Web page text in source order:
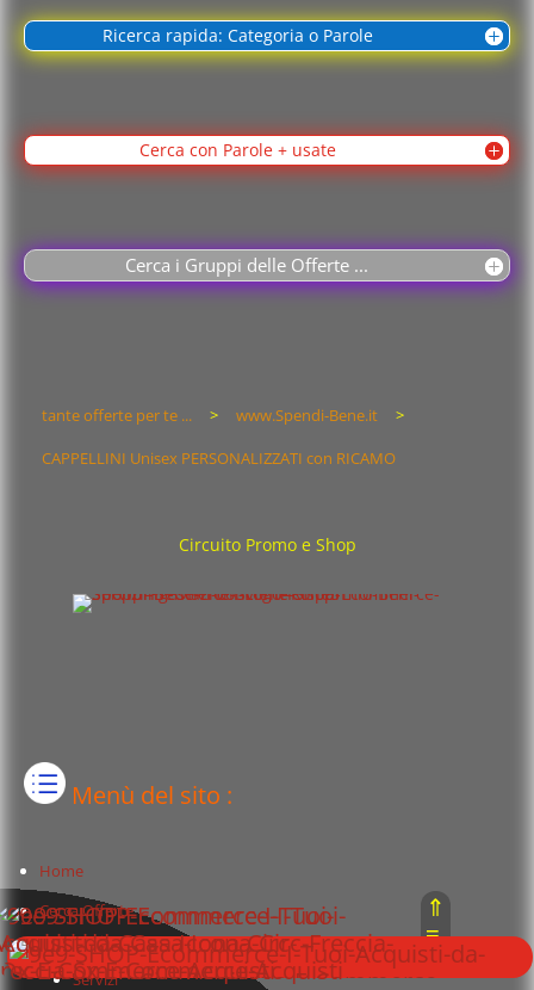
Ricerca rapida: Categoria o Parole
Cerca con Parole + usate
Cerca i Gruppi delle Offerte ...
tante offerte per te ... > www.Spendi-Bene.it
>
CAPPELLINI Unisex PERSONALIZZATI con RICAMO
Circuito Promo e Shop
Menù del sito :
Home
Cerca Offerte
Beni
Servizi
⇑
≡
⇓